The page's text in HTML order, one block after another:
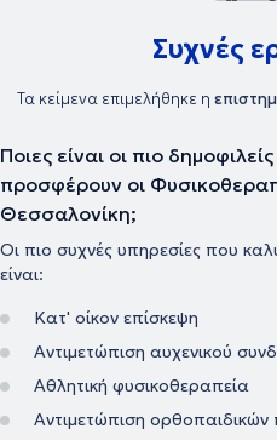
Συχνές
Τα κείμενα επιμελήθηκε η
Ποιες είναι οι πιο
προσφέρουν οι
Θεσσαλονίκη;
Οι πιο συχνές υπηρεσίες που
είναι:
Κατ' οίκον επίσκεψη
Αντιμετώπιση αυχενικού
Αθλητική φυσικοθεραπεία
Αντιμετώπιση